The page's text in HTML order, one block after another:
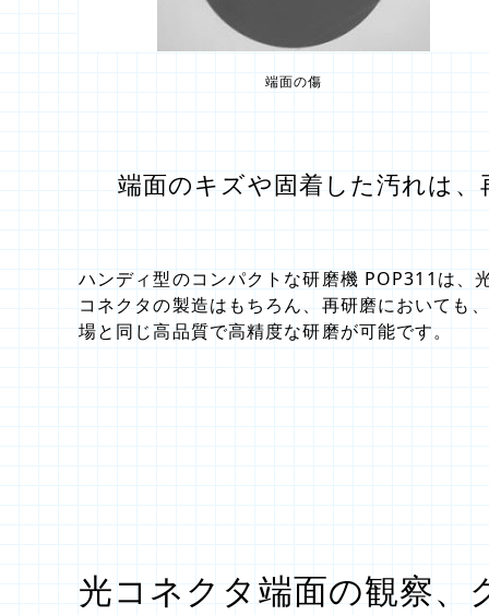
端面の傷
端面のキズや固着した汚れは
ハンディ型のコンパクトな研磨機 POP311は、
コネクタの製造はもちろん、再研磨においても
場と同じ高品質で高精度な研磨が可能です。
光コネクタ端面の観察